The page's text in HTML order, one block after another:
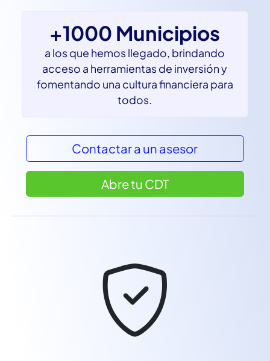
+1000 Municipios
a los que hemos llegado, brindando
acceso a herramientas de inversión y
todos.
Contactar a un asesor